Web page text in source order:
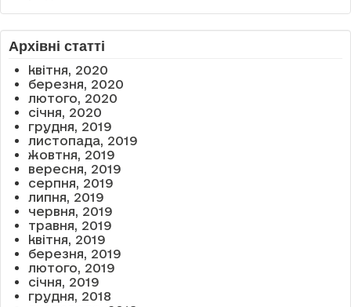
Архівні статті
квітня, 2020
березня, 2020
лютого, 2020
січня, 2020
грудня, 2019
листопада, 2019
жовтня, 2019
вересня, 2019
серпня, 2019
липня, 2019
червня, 2019
травня, 2019
квітня, 2019
березня, 2019
лютого, 2019
січня, 2019
грудня, 2018